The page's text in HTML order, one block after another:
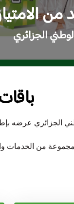
الجزائري
الجزائري عرضه
من الخدمات